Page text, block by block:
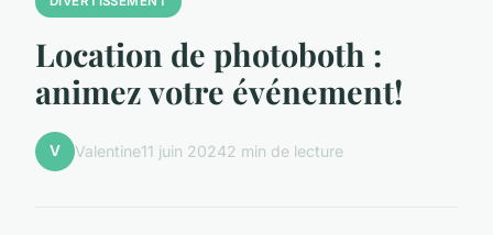
Location de photoboth :
animez votre événement!
V Valentine11 juin 20242 min de lecture